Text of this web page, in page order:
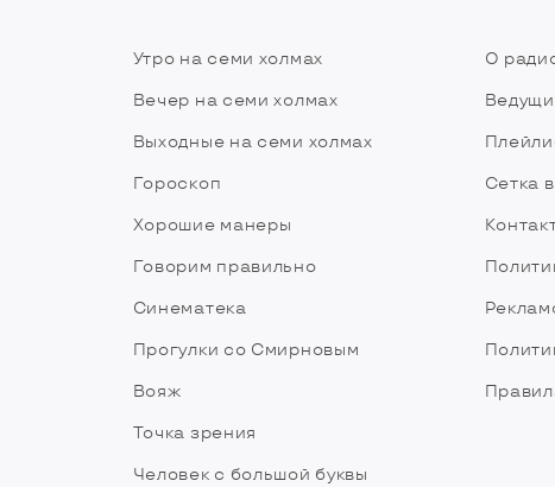
Утро на семи холмах
Вечер на семи холмах
Выходные на семи холмах
Гороскоп
Хорошие манеры
Говорим правильно
Синематека
Прогулки со Смирновым
Вояж
Точка зрения
Человек с большой буквы
О
Сетка